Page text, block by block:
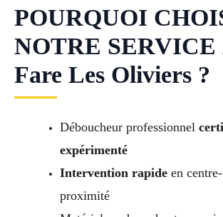
POURQUOI
NOTRE SERVICE
Fare Les Oliviers ?
Déboucheur professionnel
expérimenté
Intervention rapideen
proximité